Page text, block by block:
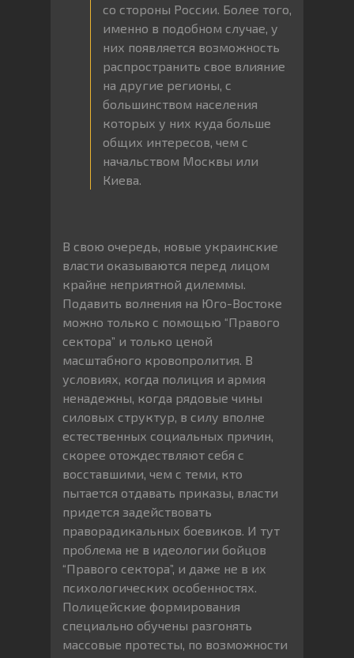
со стороны России. Более того,
именно в подобном случае, у
них появляется возможность
распространить свое влияние
на другие регионы, с
большинством населения
которых у них куда больше
общих интересов, чем с
начальством Москвы или
Киева.
В свою очередь, новые украинские
власти оказываются перед лицом
крайне неприятной дилеммы.
Подавить волнения на Юго-Востоке
можно только с помощью “Правого
сектора” и только ценой
масштабного кровопролития. В
условиях, когда полиция и армия
ненадежны, когда рядовые чины
силовых структур, в силу вполне
естественных социальных причин,
скорее отождествляют себя с
восставшими, чем с теми, кто
пытается отдавать приказы, власти
придется задействовать
праворадикальных боевиков. И тут
проблема не в идеологии бойцов
“Правого сектора”, и даже не в их
психологических особенностях.
Полицейские формирования
специально обучены разгонять
массовые протесты, по возможности